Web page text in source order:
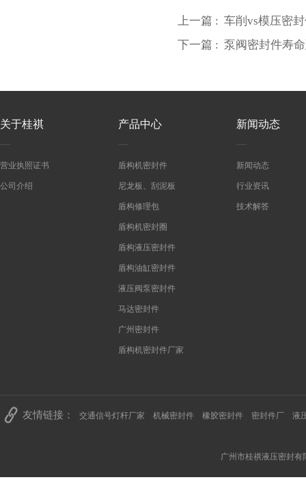
上一篇 : 车削vs模压密
下一篇 : 泵阀密封件寿
关于桂祺
营业执照证书
公司介绍
产品中心
盾构机密封件
尼龙板、刮泥板
盾构修理包
盾构机密封圈
盾构液压密封件
盾构油缸密封件
液压阀泵密封件
马达密封件
广州密封件
盾构机密封件厂家
新闻动态
新闻动态
行业资讯
技术解答
友情链接： 交通信号灯杆厂家 机械密封件 橡胶密封件 密封件厂 液
广州市桂祺液压密封有